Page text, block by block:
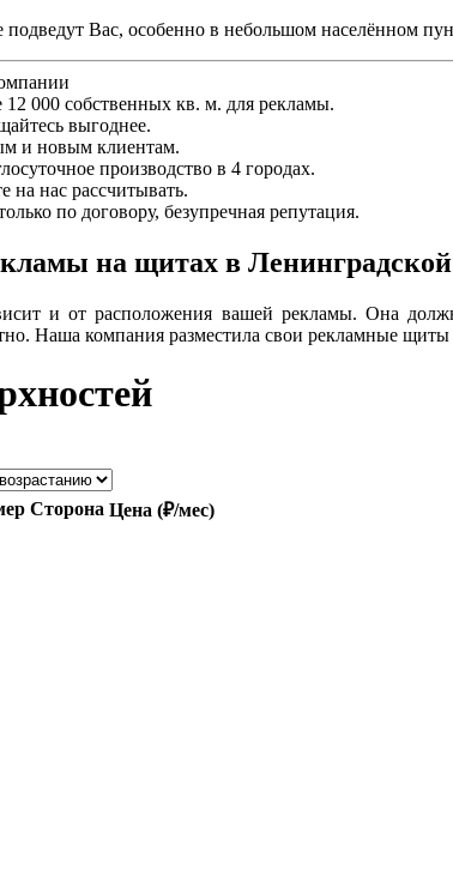
подведут Вас, особенно в небольшом населённом
000 собственных кв. м. для рекламы.
выгоднее.
и новым клиентам.
производство в 4 городах.
на нас рассчитывать.
по договору, безупречная репутация.
на щитах в Ленинградской
и от расположения вашей рекламы. Она
Наша компания разместила свои рекламные
Сторона Цена (₽/мес)